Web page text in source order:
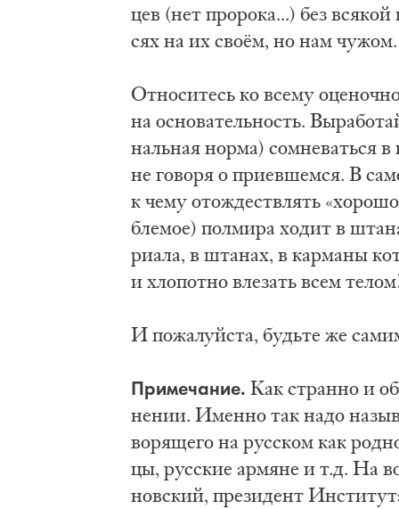
цев (нет про­ро­ка...) без
сях на их своём, но нам чу­жом.
От­но­си­тесь ко все­му
на осно­ва­тель­ность.
наль­ная нор­ма) со­мне­вать­ся
не го­во­ря о при­ев­шем­ся. В
к че­му отож­де­ствлять
бле­мое) пол­ми­ра хо­дит в
ри­а­ла, в шта­нах, в кар­ма­ны
и хло­пот­но вле­зать всем
И по­жа­луй­ста, будь­те же
При­ме­ча­ние. Как стран­но и
не­нии. Имен­но так на­до
во­ря­ще­го на рус­ском как
цы, рус­ские ар­мя­не и т.д. На
нов­ский, пре­зи­дент